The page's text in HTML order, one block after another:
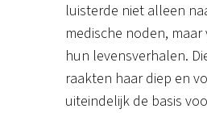
luisterde niet alleen
medische noden,
hun levensverhalen.
raakten haar diep en
uiteindelijk de basis